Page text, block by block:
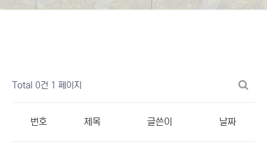
Total 0건 1 페이지
번호 제목 글쓴이 날짜